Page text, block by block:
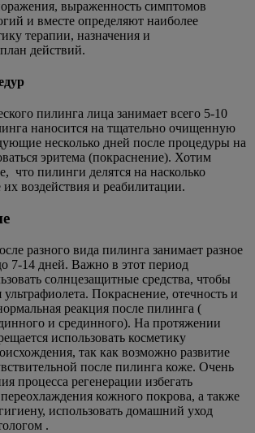
выраженность симптомов
и вместе определяют наиболее
терапии, назначения и
действий.
пилинга лица занимает всего 5-10
наносится на тщательно очищенную
несколько дней после процедуры на
эритема (покраснение). Хотим
что пилинги делятся на насколько
воздействия и реабилитации.
разного вида пилинга занимает разное
7-14 дней. Важно в этот период
солнцезащитные средства, чтобы
ультрафиолета. Покраснение, отечность и
реакция после пилинга (
и срединного). На протяжении
использовать косметику
так как возможно развитие
после пилинга коже. Очень
процесса регенерации избегать
кожного покрова, а также
использовать домашний уход
.